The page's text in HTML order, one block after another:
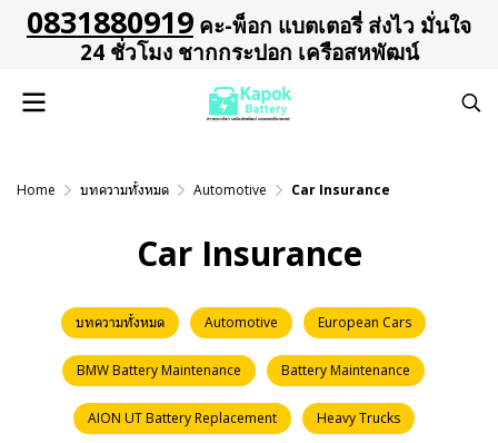
0831880919 คะ-พ็อก แบตเตอรี่ ส่งไว มั่นใจ
24 ชั่วโมง ชากกระปอก เครือสหพัฒน์
Home บทความทั้งหมด Automotive Car Insurance
Car Insurance
บทความทั้งหมด Automotive European Cars
BMW Battery Maintenance Battery Maintenance
AION UT Battery Replacement Heavy Trucks